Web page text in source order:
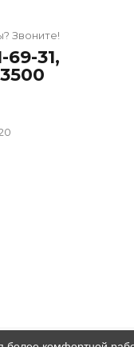
Звоните!
69-31,